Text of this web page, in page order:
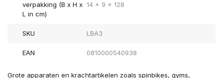
verpakking (B x H x
L in cm)
14 x 9 x 128
SKU LBA3
EAN 0810000540938
Grote apparaten en krachtartikelen zoals spinbikes, gyms,